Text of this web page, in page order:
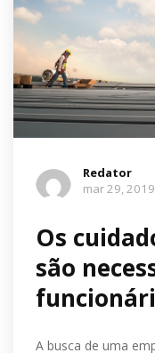
Redator
mar 29, 2019
Os
são
A busca de uma